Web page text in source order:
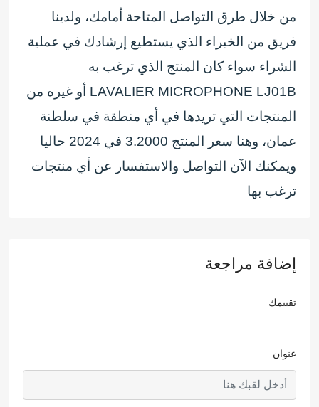
من خلال طرق التواصل المتاحة أمامك، ولدينا
فريق من الخبراء الذي يستطيع إرشادك في عملية
الشراء سواء كان المنتج الذي ترغب به
LAVALIER MICROPHONE LJ01B أو غيره من
المنتجات التي تريدها في أي منطقة في سلطنة
عمان، وهنا سعر المنتج 3.2000 في 2024 حاليا
ويمكنك الآن التواصل والاستفسار عن أي منتجات
ترغب بها
إضافة مراجعة
تقييمك
عنوان